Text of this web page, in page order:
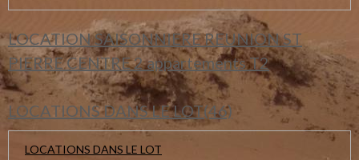
LOCATION SAISONNIERE REUNION ST
PIERRE CENTRE 2 appartements T2
LOCATIONS DANS LE LOT(46)
LOCATIONS DANS LE LOT